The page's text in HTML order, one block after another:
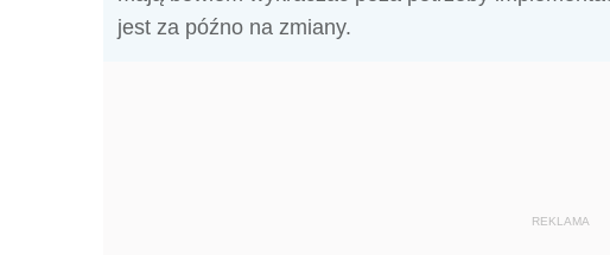
jest za późno na zmiany.
REKLAMA